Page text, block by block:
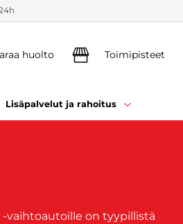
huolto Toimipisteet
Lisäpalvelut ja rahoitus
-vaihtoautoille on tyypillistä